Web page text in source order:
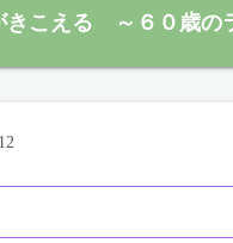
きこえる ～６０歳の